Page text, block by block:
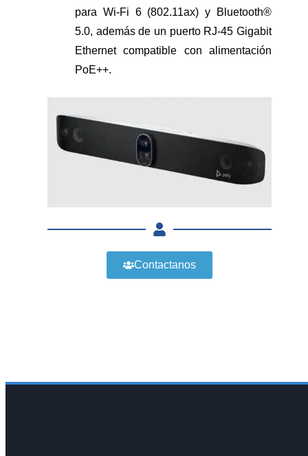
para Wi-Fi 6 (802.11ax) y Bluetooth®
5.0, además de un puerto RJ-45 Gigabit
Ethernet compatible con alimentación
PoE++.
Contactanos